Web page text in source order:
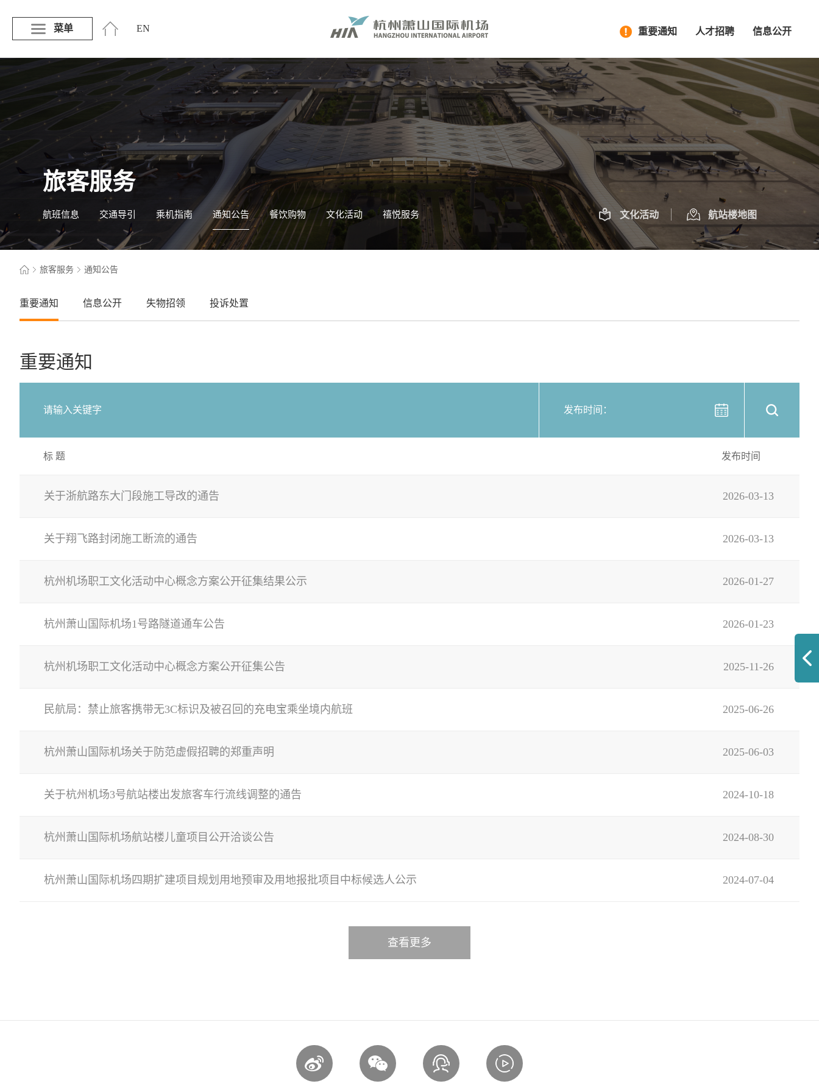
菜单 EN 信息公开
人才招聘
重要通知
旅客服务
航班信息 交通导引 乘机指南 通知公告 餐饮购物 文化活动 禧悦服务 文化活动 航站楼地图
旅客服务 通知公告
重要通知 信息公开 失物招领 投诉处置
重要通知
发布时间：
标 题 发布时间
关于浙航路东大门段施工导改的通告 2026-03-13
关于翔飞路封闭施工断流的通告 2026-03-13
杭州机场职工文化活动中心概念方案公开征集结果公示 2026-01-27
杭州萧山国际机场1号路隧道通车公告 2026-01-23
杭州机场职工文化活动中心概念方案公开征集公告 2025-11-26
民航局：禁止旅客携带无3C标识及被召回的充电宝乘坐境内航班 2025-06-26
杭州萧山国际机场关于防范虚假招聘的郑重声明 2025-06-03
关于杭州机场3号航站楼出发旅客车行流线调整的通告 2024-10-18
杭州萧山国际机场航站楼儿童项目公开洽谈公告 2024-08-30
杭州萧山国际机场四期扩建项目规划用地预审及用地报批项目中标候选人公示 2024-07-04
查看更多